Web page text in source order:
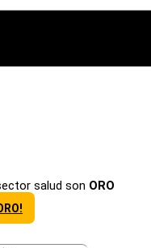
salud son ORO